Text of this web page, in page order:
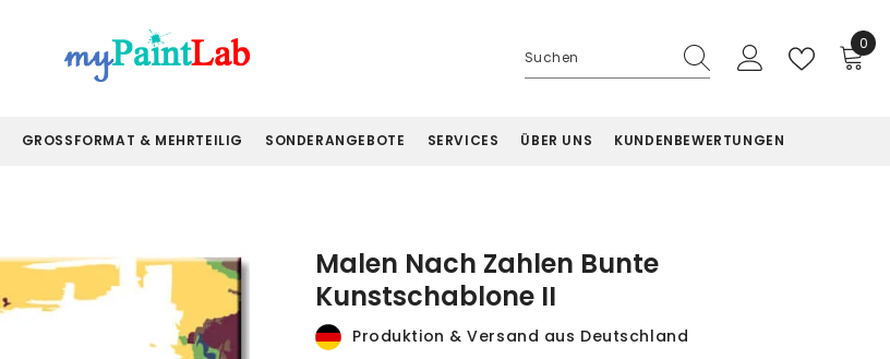
0
0
GROSSFORMAT & MEHRTEILIG SONDERANGEBOTE SERVICES ÜBER UNS KUNDENBEWERTUNGEN
Malen Nach Zahlen Bunte
Kunstschablone II
Produktion & Versand aus Deutschland